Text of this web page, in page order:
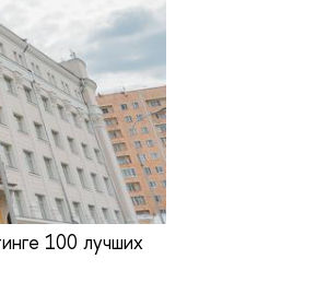
100 лучших